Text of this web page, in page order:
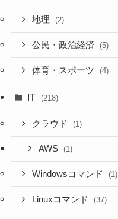
地理 (2)
公民・政治経済 (5)
体育・スポーツ (4)
IT (218)
クラウド (1)
AWS (1)
Windowsコマンド (1)
Linuxコマンド (37)